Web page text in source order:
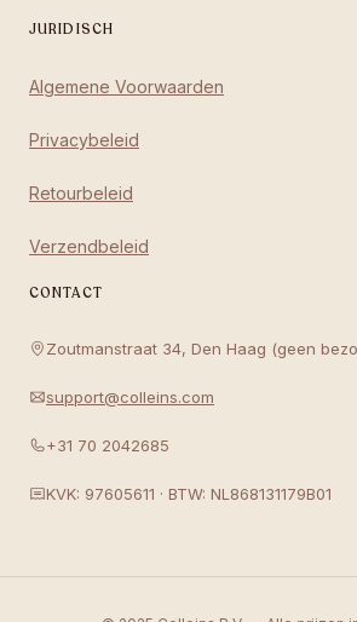
JURIDISCH
Algemene Voorwaarden
Privacybeleid
Retourbeleid
Verzendbeleid
CONTACT
Zoutmanstraat 34, Den Haag (geen
support@colleins.com
+31 70 2042685
KVK: 97605611 · BTW: NL868131179B01